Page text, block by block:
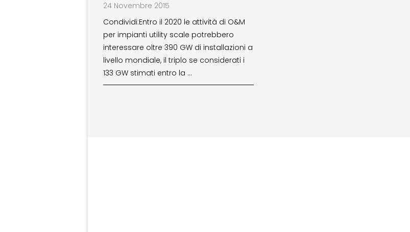
24 Novembre 2015
Condividi:Entro il 2020 le attività di O&M
per impianti utility scale potrebbero
interessare oltre 390 GW di installazioni a
livello mondiale, il triplo se considerati i
133 GW stimati entro la …